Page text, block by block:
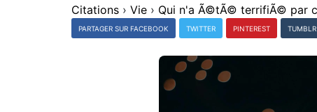
Citations › Vie ›
PARTAGER SUR FACEBOOK TWITTER PINTEREST TUMBLR